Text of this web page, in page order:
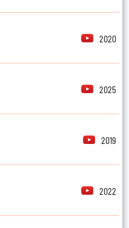
2020
2025
2019
2022